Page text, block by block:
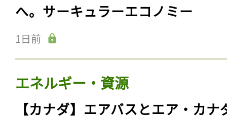
へ。サーキュラーエコノミー
1日前
エネルギー・資源
【カナダ】エアバスとエア・カナ